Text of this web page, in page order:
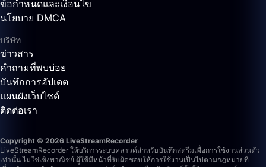
ข้อกำหนดและเงื่อนไข
นโยบาย DMCA
บริษัท
ข่าวสาร
คำถามที่พบบ่อย
บันทึกการอัปเดต
แผนผังเว็บไซต์
ติดต่อเรา
Copyright © 2026 LiveStreamRecorder
LiveStreamRecorder ให้บริการระบบคลาวด์สำหรับบันทึกสตรีมเพื่อการใช้งานส่วนตัว
เท่านั้น ไม่ใช่เชิงพาณิชย์ ผู้ใช้มีหน้าที่รับผิดชอบให้การใช้งานเป็นไปตามกฎหมายที่